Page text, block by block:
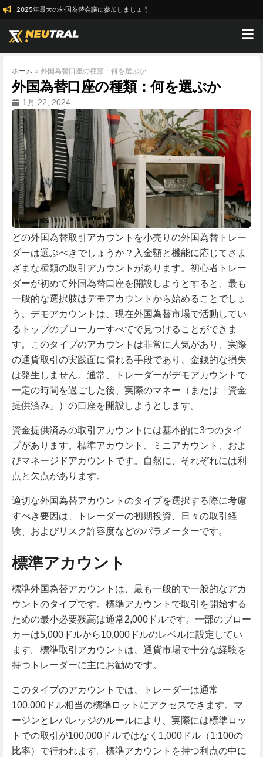
2025年最大の外国為替会議に参加しましょう
ホーム » 外国為替口座の種類：何を選ぶか
外国為替口座の種類：何を選ぶか
1月 22, 2024
どの外国為替取引アカウントを小売りの外国為替トレー
ダーは選ぶべきでしょうか？入金額と機能に応じてさま
ざまな種類の取引アカウントがあります。初心者トレー
ダーが初めて外国為替口座を開設しようとすると、最も
一般的な選択肢はデモアカウントから始めることでしょ
う。デモアカウントは、現在外国為替市場で活動してい
るトップのブローカーすべてで見つけることができま
す。このタイプのアカウントは非常に人気があり、実際
の通貨取引の実践面に慣れる手段であり、金銭的な損失
は発生しません。通常、トレーダーがデモアカウントで
一定の時間を過ごした後、実際のマネー（または「資金
提供済み」）の口座を開設しようとします。
資金提供済みの取引アカウントには基本的に3つのタイ
プがあります。標準アカウント、ミニアカウント、およ
びマネージドアカウントです。自然に、それぞれには利
点と欠点があります。
適切な外国為替アカウントのタイプを選択する際に考慮
すべき要因は、トレーダーの初期投資、日々の取引経
験、およびリスク許容度などのパラメーターです。
標準アカウント
標準外国為替アカウントは、最も一般的で一般的なアカ
ウントのタイプです。標準アカウントで取引を開始する
ための最小必要残高は通常2,000ドルです。一部のブロー
カーは5,000ドルから10,000ドルのレベルに設定してい
ます。標準取引アカウントは、通貨市場で十分な経験を
持つトレーダーに主にお勧めです。
このタイプのアカウントでは、トレーダーは通常
100,000ドル相当の標準ロットにアクセスできます。マ
ージンとレバレッジのルールにより、実際には標準ロッ
トでの取引が100,000ドルではなく1,000ドル（1:100の
比率）で行われます。標準アカウントを持つ利点の中に